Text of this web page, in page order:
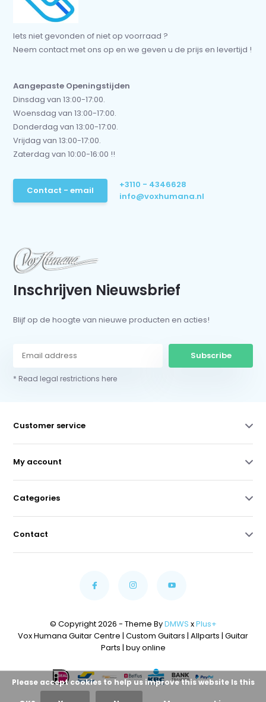
Iets niet gevonden of niet op voorraad ?
Neem contact met ons op en we geven u de prijs en levertijd !
Aangepaste Openingstijden
Dinsdag van 13:00-17:00.
Woensdag van 13:00-17:00.
Donderdag van 13:00-17:00.
Vrijdag van 13:00-17:00.
Zaterdag van 10:00-16:00 !!
Contact - email
+3110 - 4346628
info@voxhumana.nl
Inschrijven Nieuwsbrief
Blijf op de hoogte van nieuwe producten en acties!
Subscribe
* Read legal restrictions here
Customer service
My account
Categories
Contact
© Copyright 2026 - Theme ByDMWS xPlus+
Vox Humana Guitar Centre | Custom Guitars | Allparts | Guitar
Parts | buy online
Please accept cookies to help us improve this website Is this